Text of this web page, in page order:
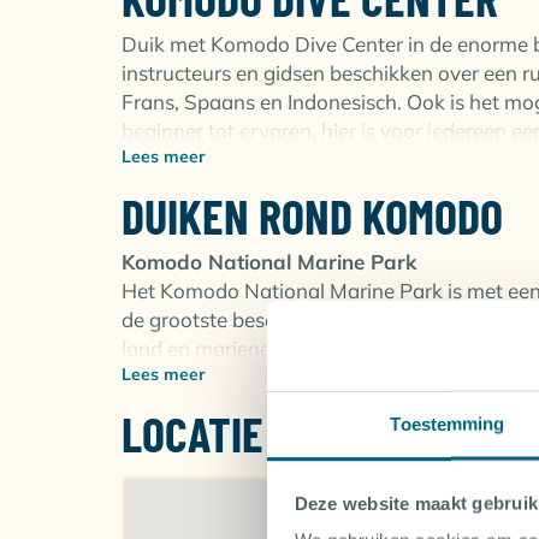
Toestemming
Deze website maakt
Op zoek naar meer opties in Flores &
Duik met Komodo Dive Center in de
instructeurs en gidsen beschikken over een
Frans, Spaans en Indonesisch. Ook is het
beginner tot ervaren, hier is voor iedereen
de twee houten boten (van 13 en 14,5
Lees meer
DUIKEN ROND KOMODO
Komodo National Marine Park
Het Komodo National Marine Park is met
de grootste beschermde gebieden op onze
land en mariene leven is het tevens een van
Komodo National Park ligt in het centrum
locatie en een ‘Man and Biosphere
Park. Komodo National Park is in de eerste
imposante Komodo varaan, maar onder
bron van maritieme biodiversiteit! De
Lees meer
LOCATIE